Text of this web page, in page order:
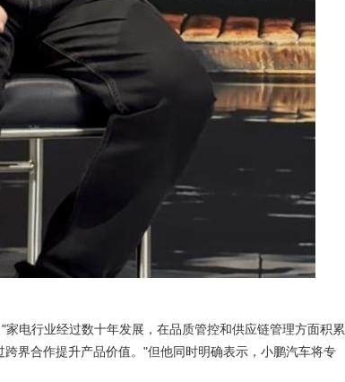
电行业经过数十年发展，在品质管控和供应链管理方面积累
界合作提升产品价值。"但他同时明确表示，小鹏汽车将专